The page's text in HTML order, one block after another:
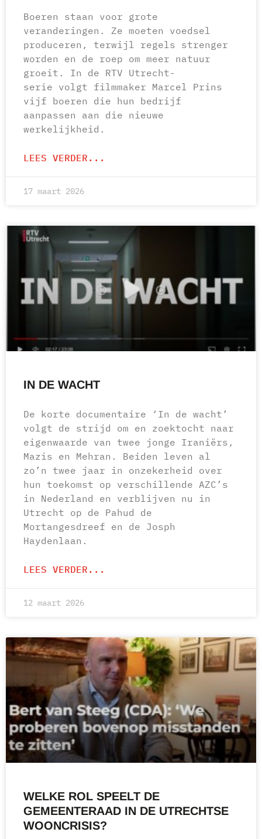
Boeren staan voor grote
veranderingen. Ze moeten voedsel
produceren, terwijl regels strenger
worden en de roep om meer natuur
groeit. In de RTV Utrecht-
serie volgt filmmaker Marcel Prins
vijf boeren die hun bedrijf
aanpassen aan die nieuwe
werkelijkheid.
LEES VERDER...
17 maart 2026
IN DE WACHT
De korte documentaire ‘In de wacht’
volgt de strijd om en zoektocht naar
eigenwaarde van twee jonge Iraniërs,
Mazis en Mehran. Beiden leven al
zo’n twee jaar in onzekerheid over
hun toekomst op verschillende AZC’s
in Nederland en verblijven nu in
Utrecht op de Pahud de
Mortangesdreef en de Josph
Haydenlaan.
LEES VERDER...
12 maart 2026
WELKE ROL SPEELT DE
GEMEENTERAAD IN DE UTRECHTSE
WOONCRISIS?